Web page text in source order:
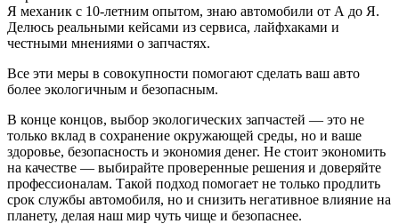
Я механик с 10-летним опытом, знаю автомобили от А до Я.
Делюсь реальными кейсами из сервиса, лайфхаками и
честными мнениями о запчастях.
Все эти меры в совокупности помогают сделать ваш авто
более экологичным и безопасным.
В конце концов, выбор экологических запчастей — это не
только вклад в сохранение окружающей среды, но и ваше
здоровье, безопасность и экономия денег. Не стоит экономить
на качестве — выбирайте проверенные решения и доверяйте
профессионалам. Такой подход помогает не только продлить
срок службы автомобиля, но и снизить негативное влияние на
планету, делая наш мир чуть чище и безопаснее.